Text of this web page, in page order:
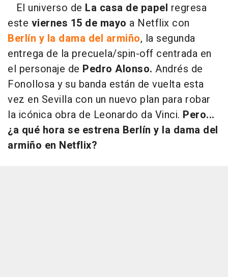
El universo de La casa de papel regresa
este viernes 15 de mayo a Netflix con
Berlín y la dama del armiño, la segunda
entrega de la precuela/spin-off centrada en
el personaje de Pedro Alonso. Andrés de
Fonollosa y su banda están de vuelta esta
vez en Sevilla con un nuevo plan para robar
la icónica obra de Leonardo da Vinci. Pero...
¿a qué hora se estrena Berlín y la dama del
armiño en Netflix?